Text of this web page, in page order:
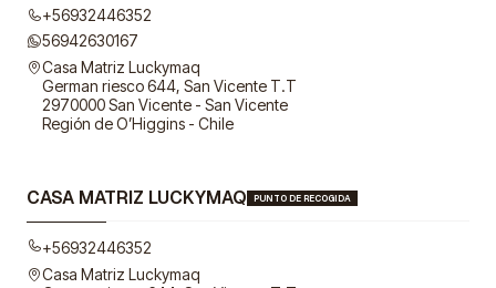
+56932446352
56942630167
Casa Matriz Luckymaq
German riesco 644, San Vicente T.T
2970000 San Vicente - San Vicente
Región de O’Higgins - Chile
CASA MATRIZ LUCKYMAQ PUNTO DE RECOGIDA
+56932446352
Casa Matriz Luckymaq